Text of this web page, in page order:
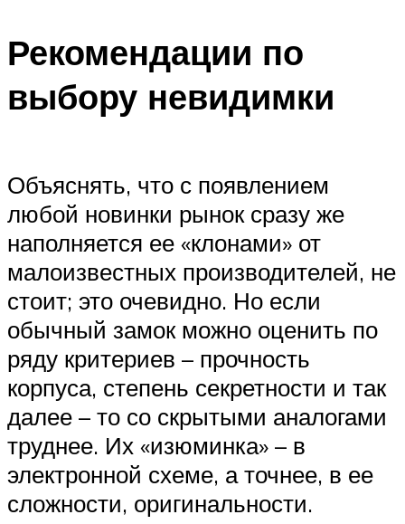
Рекомендации по
выбору невидимки
Объяснять, что с появлением
любой новинки рынок сразу же
наполняется ее «клонами» от
малоизвестных производителей, не
стоит; это очевидно. Но если
обычный замок можно оценить по
ряду критериев – прочность
корпуса, степень секретности и так
далее – то со скрытыми аналогами
труднее. Их «изюминка» – в
электронной схеме, а точнее, в ее
сложности, оригинальности.